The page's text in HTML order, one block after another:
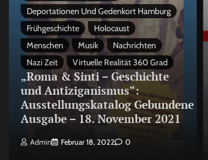
Deportationen Und Gedenkort Hamburg
Frühgeschichte
Holocaust
Menschen
Musik
Nachrichten
Nazi Zeit
Virtuelle Realität 360 Grad
„Roma & Sinti – Geschichte
und Antiziganismus“:
Ausstellungskatalog Gebundene
Ausgabe – 18. November 2021
Admin Februar 18, 2022 0